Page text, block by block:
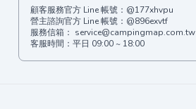
顧客服務官方 Line 帳號： @177xhvpu
營主諮詢官方 Line 帳號： @896exvtf
服務信箱： service@campingmap.com.tw
客服時間：平日 09:00 ~ 18:00